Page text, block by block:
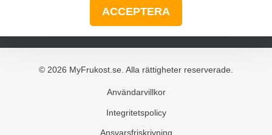
© 2026 MyFrukost.se. Alla rättigheter reserverade.
Användarvillkor
Integritetspolicy
Ansvarsfriskrivning
ACCEPTERA